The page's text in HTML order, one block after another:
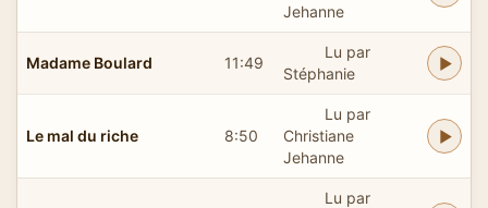
Jehanne
Madame Boulard 11:49
Lu par
Stéphanie
Le mal du riche 8:50
Lu par
Christiane
Jehanne
Lu par